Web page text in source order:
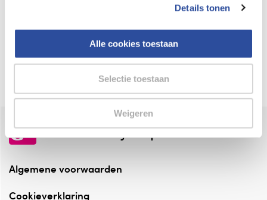
Details tonen
Alle cookies toestaan
Selectie toestaan
Weigeren
Altijd onze folder bij de hand
Check onze folders ⁠bij AlleFolders.
de vriendelijke specialist
Algemene voorwaarden
Cookieverklaring